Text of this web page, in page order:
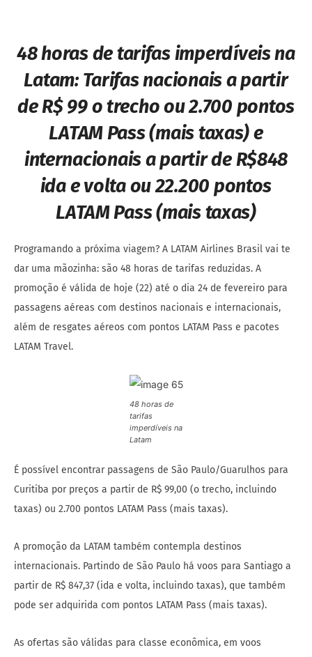
48 horas de tarifas imperdíveis na
Latam:Tarifas nacionais a partir
de R$ 99 o trecho ou 2.700 pontos
LATAM Pass (mais taxas) e
internacionais a partir de R$848
ida e volta ou 22.200 pontos
LATAM Pass (mais taxas)
Programando a próxima viagem? A LATAM Airlines Brasil vai te
dar uma mãozinha: são 48 horas de tarifas reduzidas. A
promoção é válida de hoje (22) até o dia 24 de fevereiro para
passagens aéreas com destinos nacionais e internacionais,
além de resgates aéreos com pontos LATAM Pass e pacotes
LATAM Travel.
48 horas de
tarifas
imperdíveis na
Latam
É possível encontrar passagens de São Paulo/Guarulhos para
Curitiba por preços a partir de R$ 99,00 (o trecho, incluindo
taxas) ou 2.700 pontos LATAM Pass (mais taxas).
A promoção da LATAM também contempla destinos
internacionais. Partindo de São Paulo há voos para Santiago a
partir de R$ 847,37 (ida e volta, incluindo taxas), que também
pode ser adquirida com pontos LATAM Pass (mais taxas).
As ofertas são válidas para classe econômica, em voos